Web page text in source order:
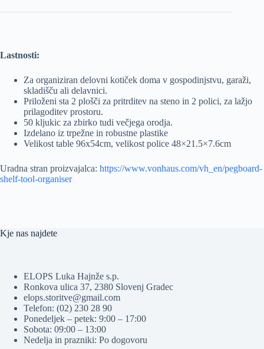
Lastnosti:
Za organiziran delovni kotiček doma v gospodinjstvu, garaži,
skladišču ali delavnici.
Priloženi sta 2 plošči za pritrditev na steno in 2 polici, za lažjo
prilagoditev prostoru.
50 kljukic za zbirko tudi večjega orodja.
Izdelano iz trpežne in robustne plastike
Velikost table 96x54cm, velikost police 48×21.5×7.6cm
Uradna stran proizvajalca: https://www.vonhaus.com/vh_en/pegboard-
shelf-tool-organiser
Kje nas najdete
ELOPS Luka Hajnže s.p.
Ronkova ulica 37, 2380 Slovenj Gradec
elops.storitve@gmail.com
Telefon: (02) 230 28 90
Ponedeljek – petek: 9:00 – 17:00
Sobota: 09:00 – 13:00
Nedelja in prazniki: Po dogovoru